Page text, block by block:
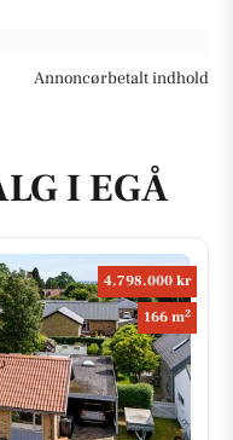
Annoncørbetalt indhold
I EGÅ
4.798.000 kr
166 m2